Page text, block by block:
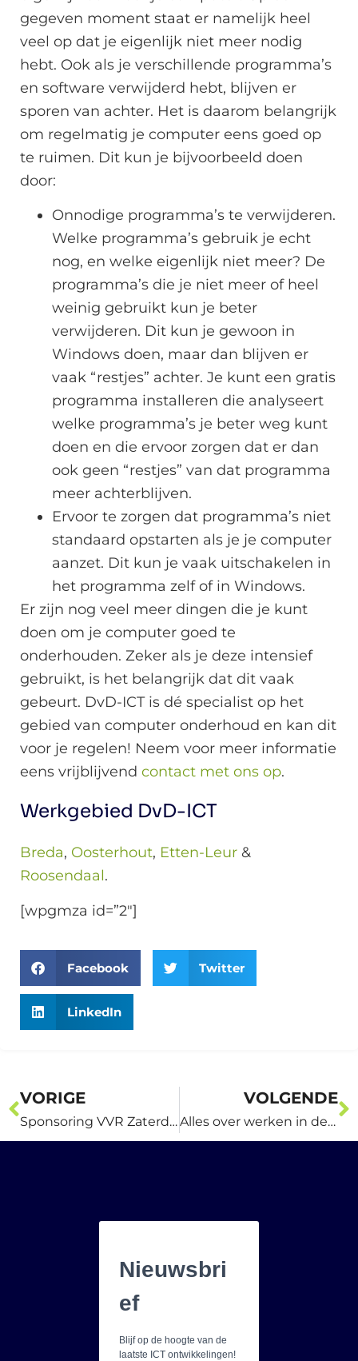
gegeven moment staat er namelijk heel
veel op dat je eigenlijk niet meer nodig
hebt. Ook als je verschillende programma’s
en software verwijderd hebt, blijven er
sporen van achter. Het is daarom belangrijk
om regelmatig je computer eens goed op
te ruimen. Dit kun je bijvoorbeeld doen
door:
Onnodige programma’s te verwijderen.
Welke programma’s gebruik je echt
nog, en welke eigenlijk niet meer? De
programma’s die je niet meer of heel
weinig gebruikt kun je beter
verwijderen. Dit kun je gewoon in
Windows doen, maar dan blijven er
vaak “restjes” achter. Je kunt een gratis
programma installeren die analyseert
welke programma’s je beter weg kunt
doen en die ervoor zorgen dat er dan
ook geen “restjes” van dat programma
meer achterblijven.
Ervoor te zorgen dat programma’s niet
standaard opstarten als je je computer
aanzet. Dit kun je vaak uitschakelen in
het programma zelf of in Windows.
Er zijn nog veel meer dingen die je kunt
doen om je computer goed te
onderhouden. Zeker als je deze intensief
gebruikt, is het belangrijk dat dit vaak
gebeurt. DvD-ICT is dé specialist op het
gebied van computer onderhoud en kan dit
voor je regelen! Neem voor meer informatie
eens vrijblijvend contact met ons op.
Werkgebied DvD-ICT
Breda, Oosterhout, Etten-Leur &
Roosendaal.
[wpgmza id=”2″]
Facebook Twitter
LinkedIn
VORIGE
Sponsoring VVR Zaterdag 3 elftal door DvD-ICT
VOLGENDE
Alles over werken in de cloud